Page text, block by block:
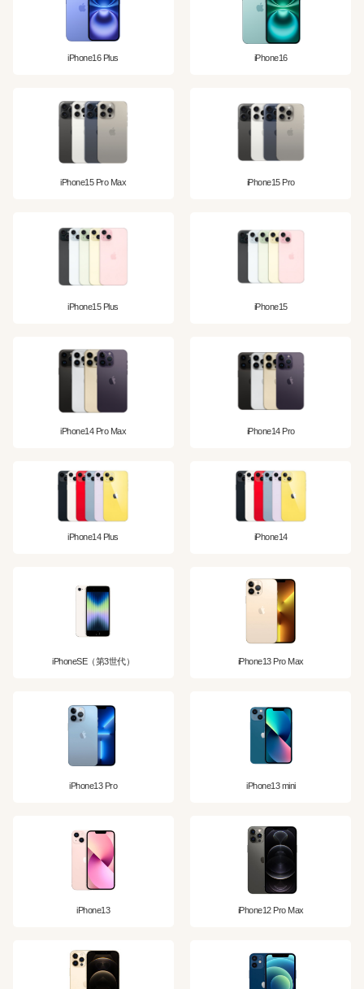
iPhone16 Plus iPhone16
iPhone15 Pro Max iPhone15 Pro
iPhone15 Plus iPhone15
iPhone14 Pro Max iPhone14 Pro
iPhone14 Plus iPhone14
iPhoneSE（第3世代） iPhone13 Pro Max
iPhone13 Pro iPhone13 mini
iPhone13 iPhone12 Pro Max